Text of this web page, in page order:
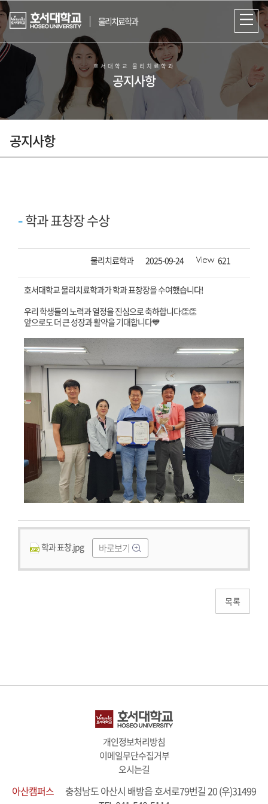
물리치료학과
참된 물리치료사 인재를 육성하는
호서대학교 물리치료학과
공지사항
공지사항
학과 표창장 수상
작성자
물리치료학과 등록일자
2025-09-24 조회수 621
호서대학교 물리치료학과가학과 표창장을 수여했습니다!
우리 학생들의 노력과 열정을 진심으로 축하합니다👏👏
앞으로도 더 큰 성장과 활약을 기대합니다💙
학과 표창.jpg 바로보기
개인정보처리방침
이메일무단수집거부
오시는길
아산캠퍼스
충청남도 아산시 배방읍 호서로79번길 20 (우)31499